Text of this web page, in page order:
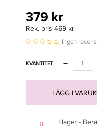
379 kr
Rek. pris 469 kr
Ingen
KVANTITET −
LÄGG I
I lager -